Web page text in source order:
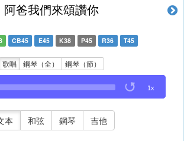
阿爸我們來頌讚你
CB45 E45 K38 P45 R36 T45
歌唱 鋼琴（全） 鋼琴（節）
1x
本 和弦 鋼琴 吉他